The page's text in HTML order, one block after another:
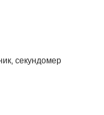
секундомер